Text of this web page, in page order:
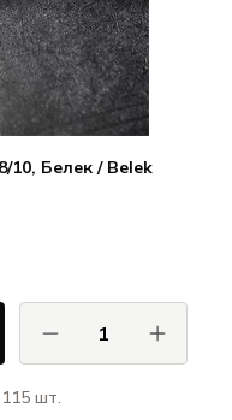
10, Белек / Belek
шт.